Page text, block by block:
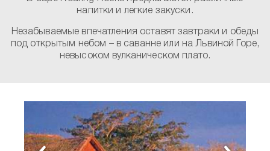
напитки и легкие закуски.
Незабываемые впечатления оставят завтраки и обеды
под открытым небом – в саванне или на Львиной Горе,
невысоком вулканическом плато.